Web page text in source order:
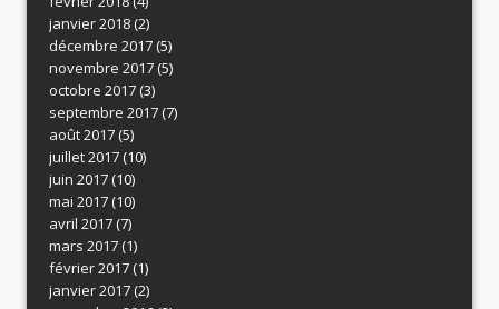
janvier 2018(2)
décembre 2017(5)
novembre 2017(5)
octobre 2017(3)
septembre 2017(7)
août 2017(5)
juillet 2017(10)
juin 2017(10)
mai 2017(10)
avril 2017(7)
mars 2017(1)
février 2017(1)
janvier 2017(2)